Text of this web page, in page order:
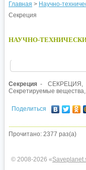
Главная > Научно-
Секреция
НАУЧНО-
Секреция - СЕКРЕЦИЯ,
Секретируемые
Поделиться
Прочитано: 2377 раз(а)
© 2008-2026 «